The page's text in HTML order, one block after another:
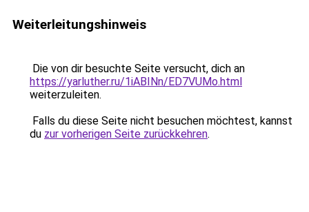
Weiterleitungshinweis
Die von dir besuchte Seite versucht, dich an
https://yarluther.ru/1iABINn/ED7VUMo.html
weiterzuleiten.
Falls du diese Seite nicht besuchen möchtest, kannst
du zur vorherigen Seite zurückkehren.